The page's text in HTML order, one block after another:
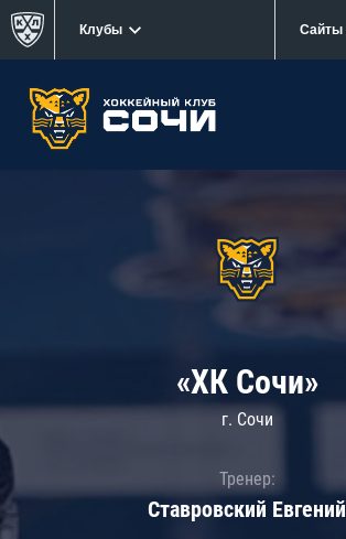
Клубы Сайты
«ХК Сочи»
г. Сочи
Тренер:
Ставровский Евгений